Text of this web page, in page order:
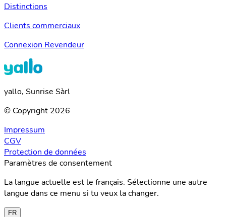
Distinctions
Clients commerciaux
Connexion Revendeur
yallo, Sunrise Sàrl
© Copyright 2026
Impressum
CGV
Protection de données
Paramètres de consentement
La langue actuelle est le français. Sélectionne une autre
langue dans ce menu si tu veux la changer.
FR